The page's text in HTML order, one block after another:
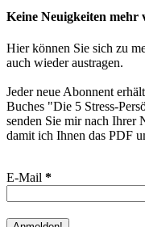
Keine Neuigkeiten mehr
Hier können Sie sich zu
auch wieder austragen.
Jeder neue Abonnent
Buches "Die 5 Stress-
senden Sie mir nach Ihrer
damit ich Ihnen das PDF
E-Mail *